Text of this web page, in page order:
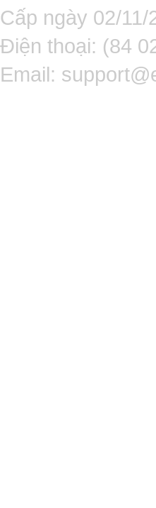
Cấp ngày 02/11/
Điện thoại: (84
Email: